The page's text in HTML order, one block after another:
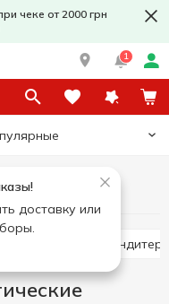
чеке от 2000 грн
1
доставку или
Диабетические